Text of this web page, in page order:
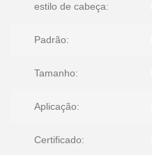
estilo de cabeça:
Padrão:
Tamanho:
Aplicação:
Certificado: